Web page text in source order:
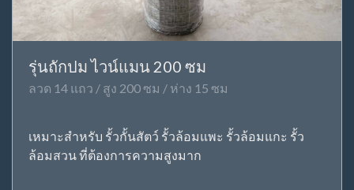
รุ่นถักปม ไวน์แมน 200 ซม
ลวด 14 แถว / สูง 200 ซม / ห่าง 15 ซม
เหมาะสำหรับ รั้วกั้นสัตว์ รั้วล้อมแพะ รั้วล้อมแกะ รั้ว
ล้อมสวน ที่ต้องการความสูงมาก